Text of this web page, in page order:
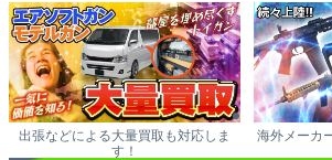
出張などによる大量買取も対応しま
す！
海外メーカ